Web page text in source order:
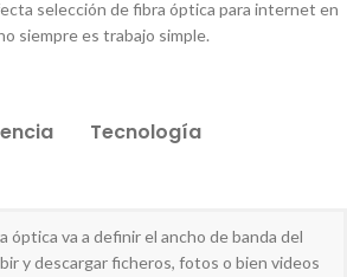
selección de fibra óptica para internet en
siempre es trabajo simple.
Tecnología
óptica va a definir el ancho de banda del
y descargar ficheros, fotos o bien videos